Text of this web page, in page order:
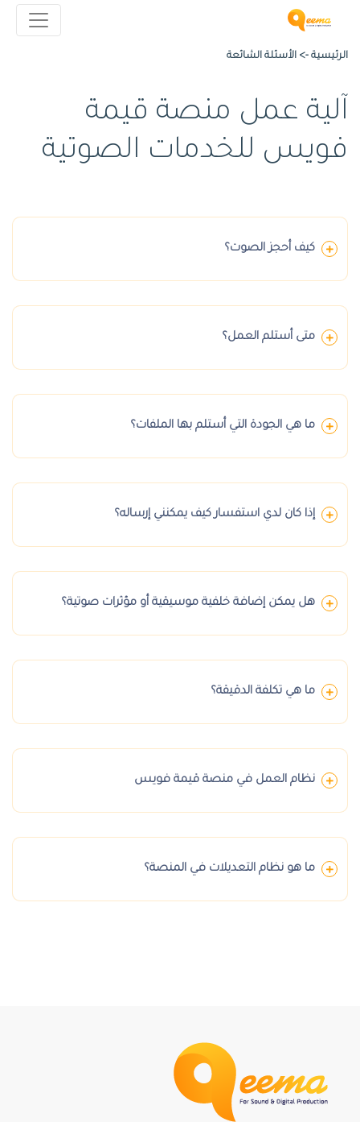
الرئيسية -> الأسئلة الشائعة
آلية عمل منصة قيمة
فويس للخدمات الصوتية
كيف أحجز الصوت؟
متى أستلم العمل؟
ما هي الجودة التي أستلم بها الملفات؟
إذا كان لدي استفسار كيف يمكنني إرساله؟
هل يمكن إضافة خلفية موسيقية أو مؤثرات صوتية؟
ما هي تكلفة الدقيقة؟
نظام العمل في منصة قيمة فويس
ما هو نظام التعديلات في المنصة؟